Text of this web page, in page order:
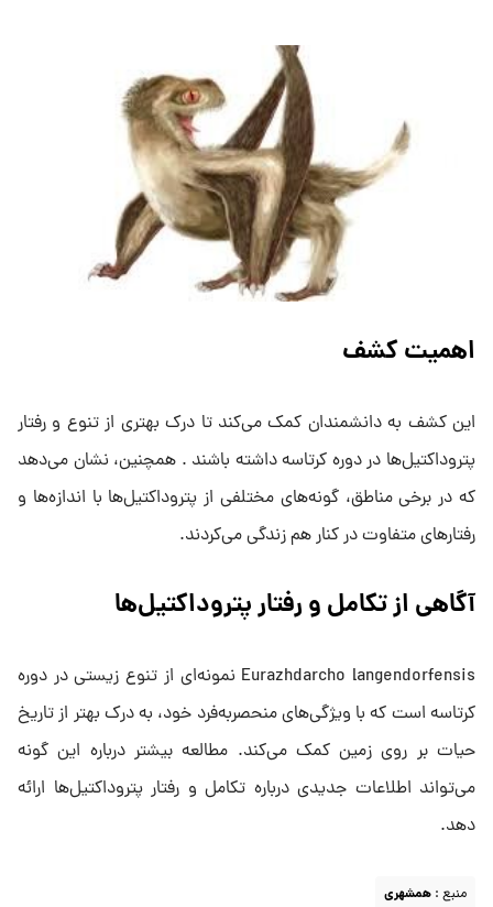
اهمیت کشف
این کشف به دانشمندان کمک می‌کند تا درک بهتری از تنوع و رفتار
پتروداکتیل‌ها در دوره کرتاسه داشته باشند . همچنین، نشان می‌دهد
که در برخی مناطق، گونه‌های مختلفی از پتروداکتیل‌ها با اندازه‌ها و
رفتارهای متفاوت در کنار هم زندگی می‌کردند.
آگاهی از تکامل و رفتار پتروداکتیل‌ها
Eurazhdarcho langendorfensis نمونه‌ای از تنوع زیستی در دوره
کرتاسه است که با ویژگی‌های منحصربه‌فرد خود، به درک بهتر از تاریخ
حیات بر روی زمین کمک می‌کند. مطالعه بیشتر درباره این گونه
می‌تواند اطلاعات جدیدی درباره تکامل و رفتار پتروداکتیل‌ها ارائه
دهد.
منبع : همشهری